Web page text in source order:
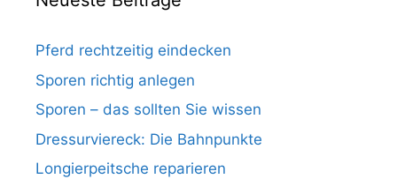
Pferd rechtzeitig eindecken
Sporen richtig anlegen
Sporen – das sollten Sie wissen
Dressurviereck: Die Bahnpunkte
Longierpeitsche reparieren